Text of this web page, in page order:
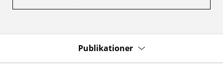
Publikationer